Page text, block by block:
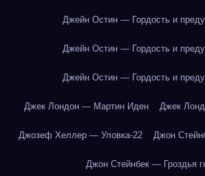
Джейн Остин — Гордость и
Джейн Остин — Гордость и
Джейн Остин — Гордость и
Джек Лондон — Мартин Иден Джек
Джозеф Хеллер — Уловка-22 Джон
Джон Стейнбек — Гроздья